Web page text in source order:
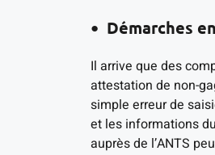
Démarches
Il arrive que des
attestation de non-
simple erreur de
et les informations
auprès de l’ANTS